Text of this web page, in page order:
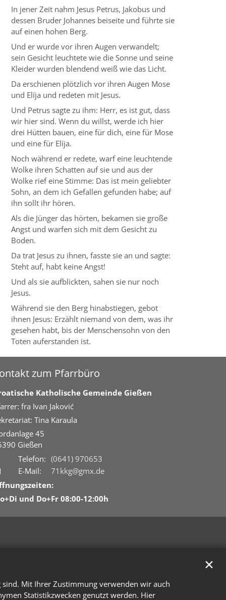
Mit Ihrer Zustimmung verwenden wir auch
Statistikzwecken genutzt werden. Hier
✕
In jener Zeit nahm Jesus Petrus, Jakobus und
dessen Bruder Johannes beiseite und führte sie
auf einen hohen Berg.
Und er wurde vor ihren Augen verwandelt;
sein Gesicht leuchtete wie die Sonne und seine
Kleider wurden blendend weiß wie das Licht.
Da erschienen plötzlich vor ihren Augen Mose
und Elíja und redeten mit Jesus.
Und Petrus sagte zu ihm: Herr, es ist gut, dass
wir hier sind. Wenn du willst, werde ich hier
drei Hütten bauen, eine für dich, eine für Mose
und eine für Elíja.
Noch während er redete, warf eine leuchtende
Wolke ihren Schatten auf sie und aus der
Wolke rief eine Stimme: Das ist mein geliebter
Sohn, an dem ich Gefallen gefunden habe; auf
ihn sollt ihr hören.
Als die Jünger das hörten, bekamen sie große
Angst und warfen sich mit dem Gesicht zu
Boden.
Da trat Jesus zu ihnen, fasste sie an und sagte:
Steht auf, habt keine Angst!
Und als sie aufblickten, sahen sie nur noch
Jesus.
Während sie den Berg hinabstiegen, gebot
ihnen Jesus: Erzählt niemand von dem, was ihr
gesehen habt, bis der Menschensohn von den
Toten auferstanden ist.
zum Pfarrbüro
Katholische Gemeinde Gießen
fra Ivan Jaković
Tina Karaula
45
Gießen
Telefon: (0641) 970653
E-Mail:
71kkg@gmx.de
und Do+Fr 08:00-12:00h